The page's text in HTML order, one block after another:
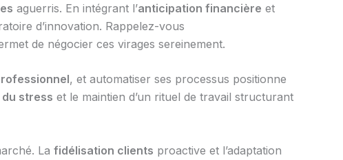
aguerris. En intégrant l’anticipation financière et
d’innovation. Rappelez-vous
de négocier ces virages sereinement.
, et automatiser ses processus positionne
stress et le maintien d’un rituel de travail structurant
La fidélisation clients proactive et l’adaptation